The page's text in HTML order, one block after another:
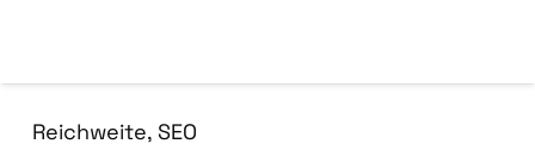
Reichweite, SEO